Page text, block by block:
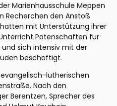
Marienhausschule Meppen
den Anstoß
mit Unterstützung ihrer
Patenschaften für
sich intensiv mit der
beschäftigt.
lutherischen
Nach den
Berentzen, Sprecher des